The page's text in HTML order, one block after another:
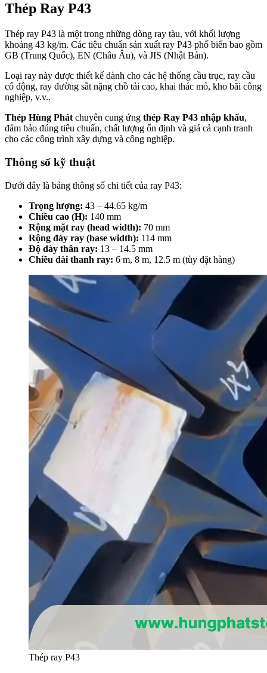
Thép Ray P43
Thép ray P43 là một trong những dòng ray tàu, với khối lượng
khoảng 43 kg/m. Các tiêu chuẩn sản xuất ray P43 phổ biến bao gồm
GB (Trung Quốc), EN (Châu Âu), và JIS (Nhật Bản).
Loại ray này được thiết kế dành cho các hệ thống cầu trục, ray cầu
cổ động, ray đường sắt nặng chồ tải cao, khai thác mỏ, kho bãi công
nghiệp, v.v..
Thép Hùng Phát chuyên cung ứng thép Ray P43 nhập khẩu,
đảm bảo đúng tiêu chuẩn, chất lượng ổn định và giá cả cạnh tranh
cho các công trình xây dựng và công nghiệp.
Thông số kỹ thuật
Dưới đây là bảng thông số chi tiết của ray P43:
Trọng lượng: 43 – 44.65 kg/m
Chiều cao (H): 140 mm
Rộng mặt ray (head width): 70 mm
Rộng đáy ray (base width): 114 mm
Độ dày thân ray: 13 – 14.5 mm
Chiều dài thanh ray: 6 m, 8 m, 12.5 m (tùy đặt hàng)
Thép ray P43